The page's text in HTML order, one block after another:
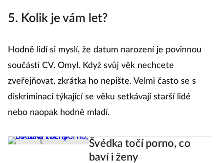
5. Kolik je vám let?
Hodně lidí si myslí, že datum narození je povinnou
součástí CV. Omyl. Když svůj věk nechcete
zveřejňovat, zkrátka ho nepište. Velmi často se s
diskriminací týkající se věku setkávají starší lidé
nebo naopak hodně mladí.
Švédka točí porno, co
baví i ženy